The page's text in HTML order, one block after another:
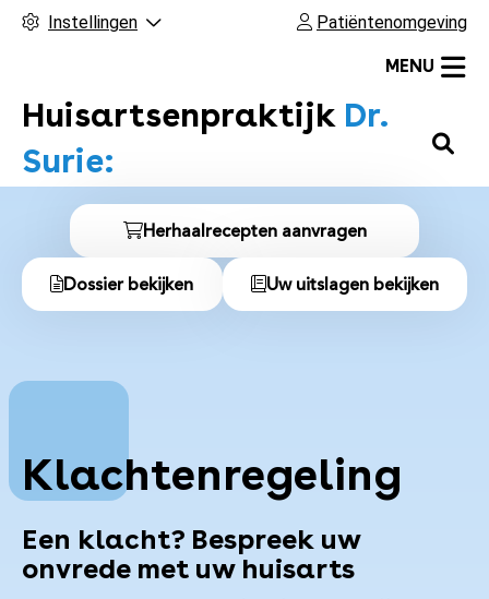
Instellingen Patiëntenomgeving
Huisartsenpraktijk Dr.
Surie:
H
o
o
f
d
m
MENU
n
e
n
a
r
Herhaalrecepten aanvragen
Dossier bekijken Uw uitslagen bekijken
Klachtenregeling
Een klacht? Bespreek uw
onvrede met uw huisarts